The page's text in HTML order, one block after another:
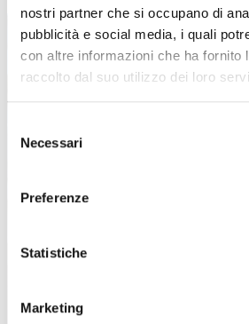
nostri partner che si occupano di
pubblicità e social media, i quali
con altre informazioni che ha fornito
raccolto dal suo utilizzo dei loro
delNecessari
Preferenze
Statistiche
Marketing
In partenza dall’Ospedale Infantile Regina